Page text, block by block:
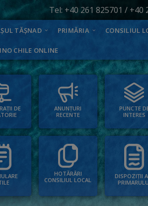
Tel: +40 261 825701 / +40
TĂȘNAD PRIMĂRIA CONSILIUL
CHILE ONLINE
DE
ANUNȚURI
RECENTE
PUNCTE
INTERES
HOTĂRÂRI
CONSILIUL LOCAL
DISPOZIȚII